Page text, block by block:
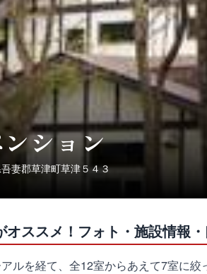
ション
妻郡草津町草津５４３
オススメ！フォト・施設情報
ルを経て、全12室からあえて7室に